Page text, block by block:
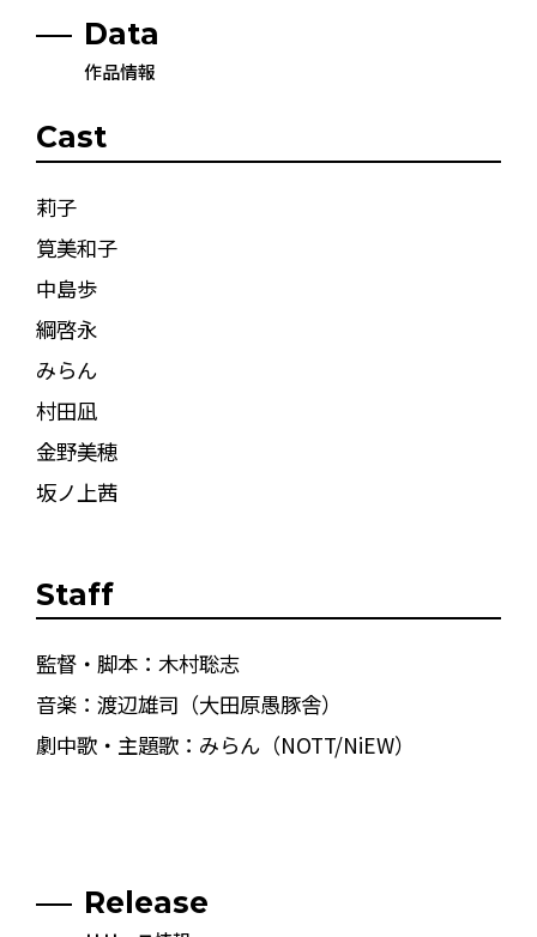
Data
作品情報
Cast
莉子
筧美和子
中島歩
綱啓永
みらん
村田凪
金野美穂
坂ノ上茜
Staff
監督・脚本：木村聡志
音楽：渡辺雄司（大田原愚豚舎）
劇中歌・主題歌：みらん（NOTT/NiEW）
Release